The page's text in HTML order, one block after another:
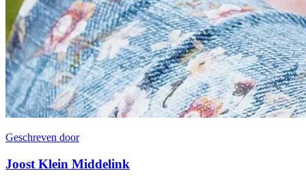
Geschreven door
Joost Klein Middelink